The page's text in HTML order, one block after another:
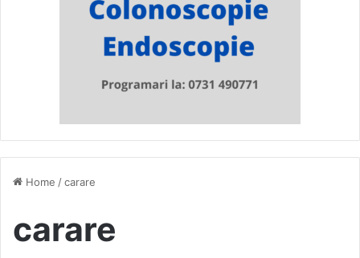
Home /carare
carare